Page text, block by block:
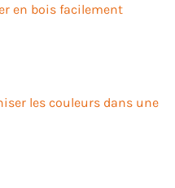
en bois facilement
les couleurs dans une